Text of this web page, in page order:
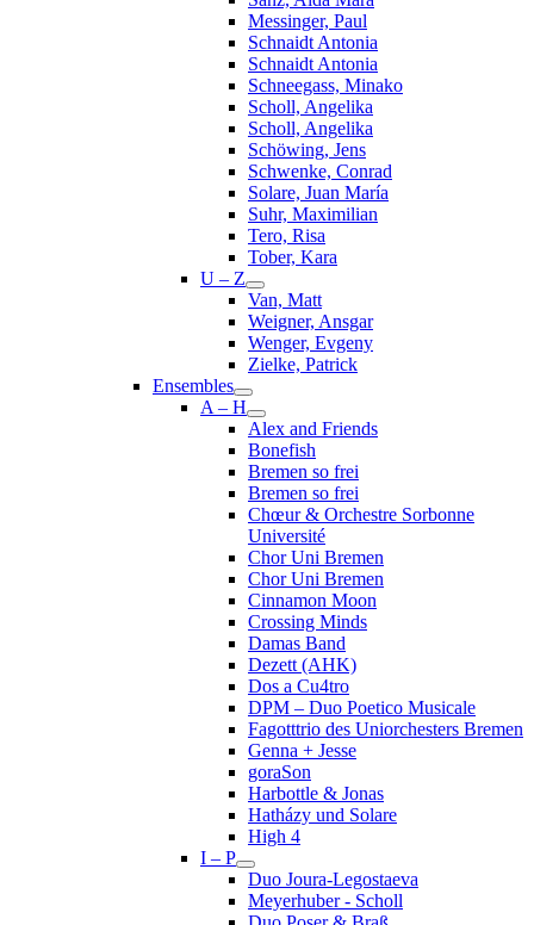
Messinger, Paul
Schnaidt Antonia
Schnaidt Antonia
Schneegass, Minako
Scholl, Angelika
Scholl, Angelika
Schöwing, Jens
Schwenke, Conrad
Solare, Juan María
Suhr, Maximilian
Tero, Risa
Tober, Kara
U – Z
Van, Matt
Weigner, Ansgar
Wenger, Evgeny
Zielke, Patrick
Ensembles
A – H
Alex and Friends
Bonefish
Bremen so frei
Bremen so frei
Chœur & Orchestre Sorbonne
Université
Chor Uni Bremen
Chor Uni Bremen
Cinnamon Moon
Crossing Minds
Damas Band
Dezett (AHK)
Dos a Cu4tro
DPM – Duo Poetico Musicale
Fagotttrio des Uniorchesters Bremen
Genna + Jesse
goraSon
Harbottle & Jonas
Hatházy und Solare
High 4
I – P
Duo Joura-Legostaeva
Meyerhuber - Scholl